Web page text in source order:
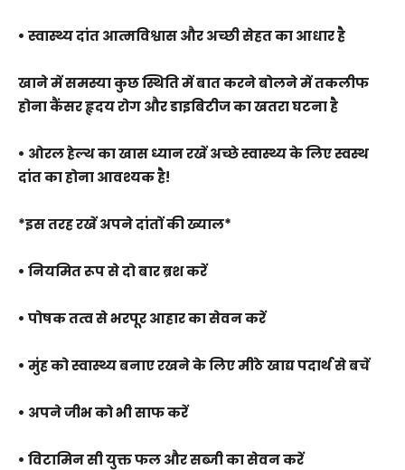
• स्वास्थ्य दांत आत्मविश्वास और अच्छी सेहत का आधार है
खाने में समस्या कुछ स्थिति में बात करने बोलने में तकलीफ
होना कैंसर हृदय रोग और डाइबिटीज का खतरा घटना है
• ओरल हेल्थ का खास ध्यान रखें अच्छे स्वास्थ्य के लिए स्वस्थ
दांत का होना आवश्यक है!
*इस तरह रखें अपने दांतों की ख्याल*
• नियमित रूप से दो बार ब्रश करें
• पोषक तत्व से भरपूर आहार का सेवन करें
• मुंह को स्वास्थ्य बनाए रखने के लिए मीठे खाद्य पदार्थ से बचें
• अपने जीभ को भी साफ करें
• विटामिन सी युक्त फल और सब्जी का सेवन करें